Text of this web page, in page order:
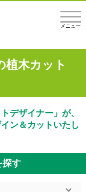
メニュー
植木カット
デザイナー」が、
ン＆カットいたし
探す